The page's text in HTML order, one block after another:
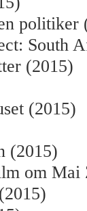
politiker
South
(2015)
(2015)
(2015)
om